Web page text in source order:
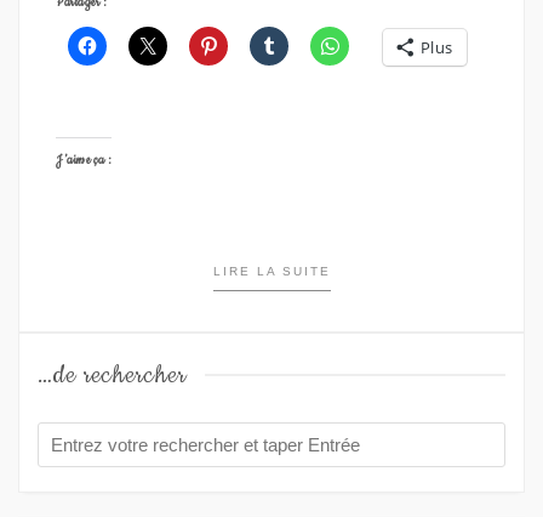
Partager :
Plus
J’aime ça :
LIRE LA SUITE
…de rechercher